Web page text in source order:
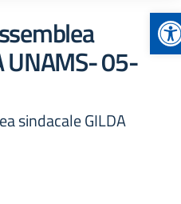
UNAMS- 05-
sindacale GILDA